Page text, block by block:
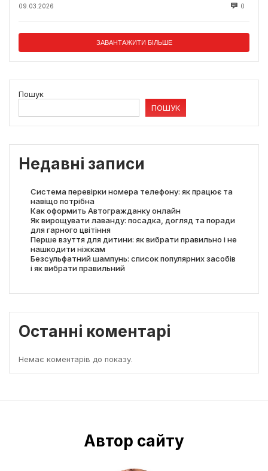
09.03.2026 0
ЗАВАНТАЖИТИ БІЛЬШЕ
Пошук
ПОШУК
Недавні записи
Система перевірки номера телефону: як працює та
навіщо потрібна
Как оформить Автогражданку онлайн
Як вирощувати лаванду: посадка, догляд та поради
для гарного цвітіння
Перше взуття для дитини: як вибрати правильно і не
нашкодити ніжкам
Безсульфатний шампунь: список популярних засобів
і як вибрати правильний
Останні коментарі
Немає коментарів до показу.
Автор сайту